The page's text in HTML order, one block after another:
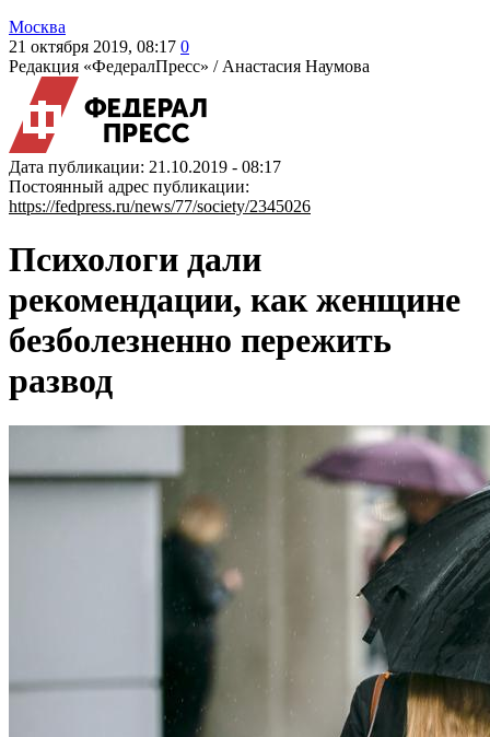
Москва
21 октября 2019, 08:17 0
Редакция «ФедералПресс» / Анастасия Наумова
Дата публикации: 21.10.2019 - 08:17
Постоянный адрес публикации:
https://fedpress.ru/news/77/society/2345026
Психологи дали
рекомендации, как женщине
безболезненно пережить
развод